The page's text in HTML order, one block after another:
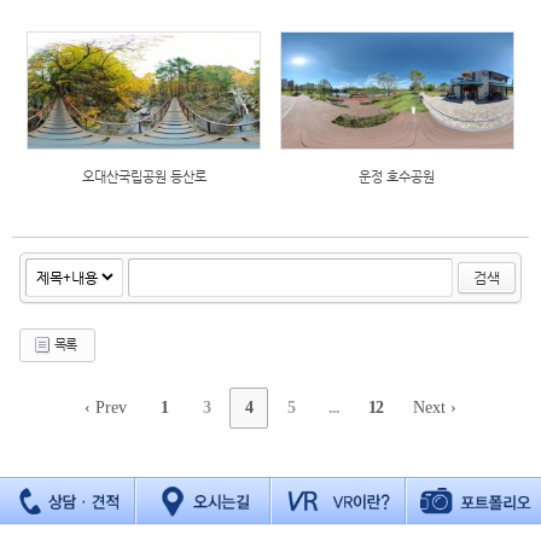
오대산국립공원 등산로 운정 호수공원
검색
목록
‹ Prev 1 3 4 5 ... 12 Next ›